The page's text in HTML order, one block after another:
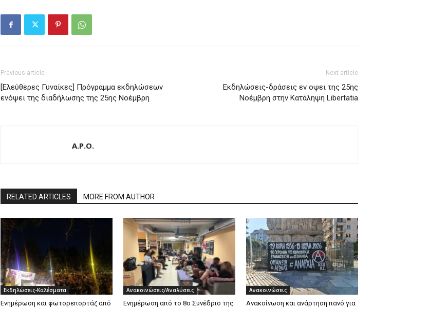
Previous article
[Ελεύθερες Γυναίκες] Πρόγραμμα εκδηλώσεων
ενόψει της διαδήλωσης της 25ης Νοέμβρη
Next article
Εκδηλώσεις-δράσεις εν οψει της 25ης
Νοέμβρη στην Κατάληψη Libertatia
A.P.O.
RELATED ARTICLES MORE FROM AUTHOR
Εκδηλώσεις-Καλέσματα
Ενημέρωση και φωτορεπορτάζ από
Ανακοινώσεις/Αναλύσεις
Ενημέρωση από το 8ο Συνέδριο της
Ανακοινώσεις
Ανακοίνωση και ανάρτηση πανό για